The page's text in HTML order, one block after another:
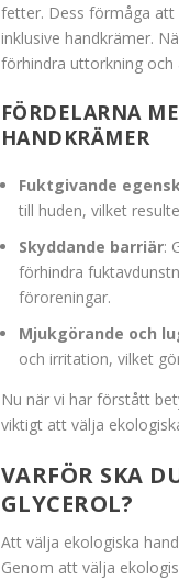
fetter. Dess förmåga att
inklusive handkrämer.
förhindra uttorkning och
FÖRDELARNA
HANDKRÄMER
Fuktgivande
till huden, vilket
Skyddande barriär:
förhindra
föroreningar.
Mjukgörande och
och irritation, vilket
Nu när vi har förstått
viktigt att välja
VARFÖR SKA
GLYCEROL?
Att välja ekologiska
Genom att välja